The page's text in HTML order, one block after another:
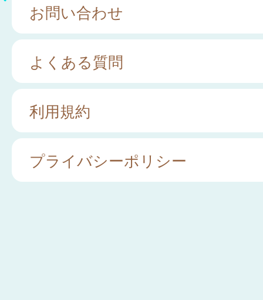
お問い合わせ
よくある質問
利用規約
プライバシーポリシー